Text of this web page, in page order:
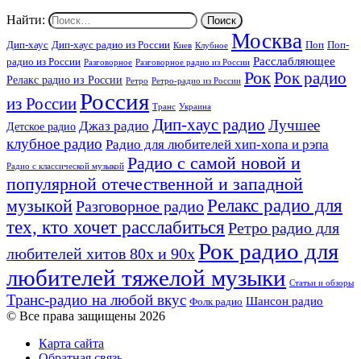
Найти:
Дип-хаус Дип-хаус радио из России Киев Клубное Москва Поп Поп-
радио из России Разговорное Разговорное радио из России Расслабляющее
Релакс радио из России Ретро Ретро-радио из России РокРок радио
из РоссииРоссия Транс Украина
Детское радио Джаз радио Дип-хаус радио Лучшее
клубное радио Радио для любителей хип-хопа и рэпа
Радио с классической музыкой Радио с самой новой и
популярной отечественной и западной
музыкойРазговорное радиоРелакс радио для
тех, кто хочет расслабиться Ретро радио для
любителей хитов 80х и 90хРок радио для
любителей тяжелой музыки Статьи и обзоры
Транс-радио на любой вкус Фолк радио Шансон радио
© Все права защищены 2026
Карта сайта